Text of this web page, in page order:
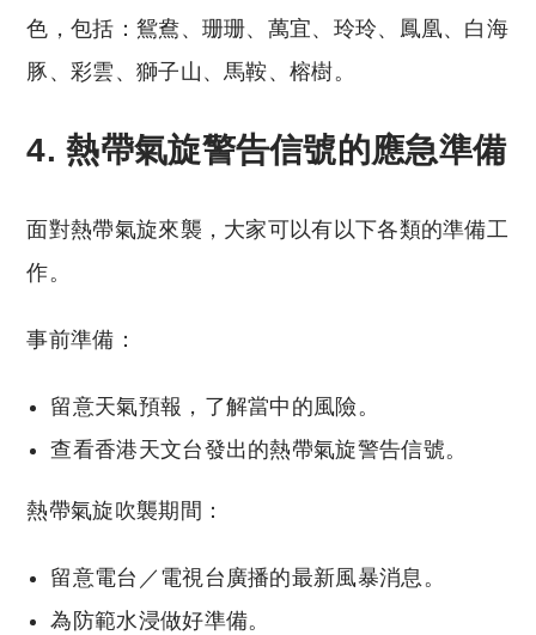
色，包括：鴛鴦、珊珊、萬宜、玲玲、鳳凰、白海
豚、彩雲、獅子山、馬鞍、榕樹。
4. 熱帶氣旋警告信號的應急準備
面對熱帶氣旋來襲，大家可以有以下各類的準備工
作。
事前準備：
留意天氣預報，了解當中的風險。
查看香港天文台發出的熱帶氣旋警告信號。
熱帶氣旋吹襲期間：
留意電台／電視台廣播的最新風暴消息。
為防範水浸做好準備。